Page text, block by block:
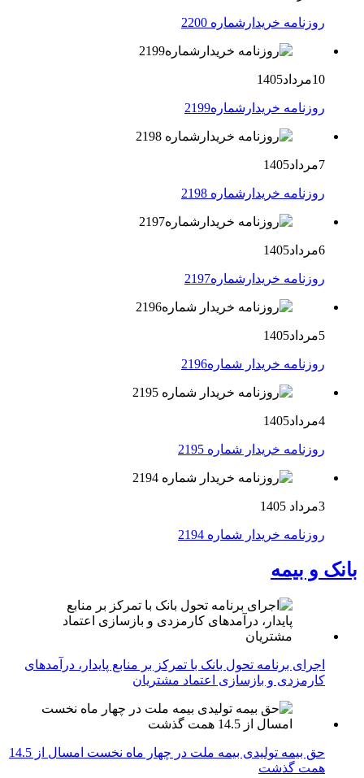
روزنامه خریدارشماره 2200
10مرداد1405
روزنامه خریدارشماره2199
7مرداد1405
روزنامه خریدارشماره 2198
6مرداد1405
روزنامه خریدارشماره2197
5مرداد1405
روزنامه خریدار شماره2196
4مرداد1405
روزنامه خریدار شماره 2195
3مرداد 1405
روزنامه خریدار شماره 2194
بانک و بیمه
اجرای برنامه تحول بانک با تمرکز بر منابع پایدار، درآمدهای
کارمزدی و بازسازی اعتماد مشتریان
حق بیمه تولیدی بیمه ملت در چهار ماه نخست امسال از 14.5
همت گذشت